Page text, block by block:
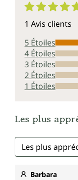
1 Avis clients
5 Étoiles
4 Étoiles
3 Étoiles
2 Étoiles
1 Étoiles
Les plus
Barbara